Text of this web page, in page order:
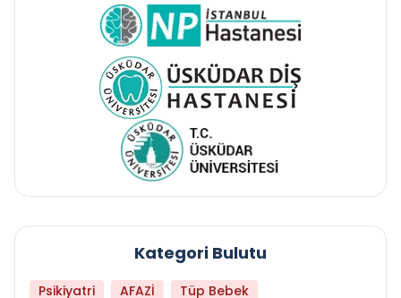
Kategori Bulutu
Psikiyatri AFAZİ
Tüp Bebek